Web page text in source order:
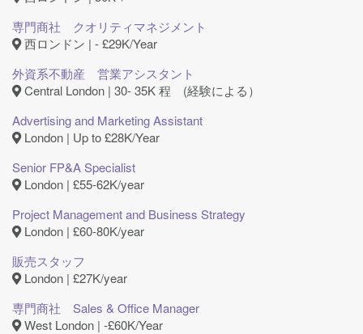
専門商社 クオリティマネジメント
西ロンドン | - £29K/Year
外資系不動産 営業アシスタント
Central London | 30- 35K 程 (経験による）
Advertising and Marketing Assistant
London | Up to £28K/Year
Senior FP&A Specialist
London | £55-62K/year
Project Management and Business Strategy
London | £60-80K/year
販売スタッフ
London | £27K/year
専門商社 Sales & Office Manager
West London | ‐£60K/Year